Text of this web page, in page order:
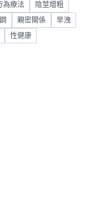
為療法 陰莖增粗
親密關係 早洩
性健康